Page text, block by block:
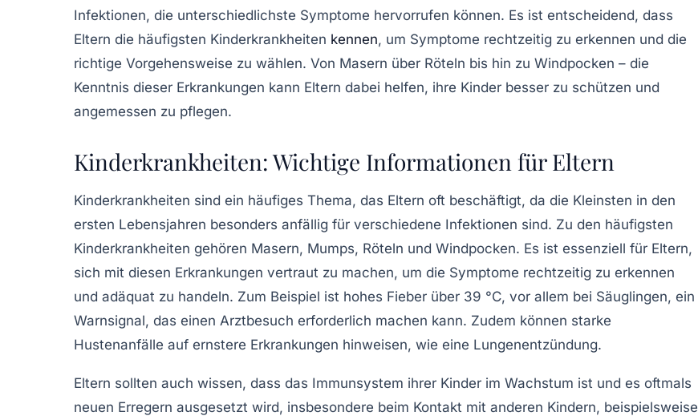
Infektionen, die unterschiedlichste Symptome hervorrufen können. Es ist entscheidend, dass
Eltern die häufigsten Kinderkrankheiten kennen, um Symptome rechtzeitig zu erkennen und die
richtige Vorgehensweise zu wählen. Von Masern über Röteln bis hin zu Windpocken – die
Kenntnis dieser Erkrankungen kann Eltern dabei helfen, ihre Kinder besser zu schützen und
angemessen zu pflegen.
Kinderkrankheiten: Wichtige Informationen für Eltern
Kinderkrankheiten sind ein häufiges Thema, das Eltern oft beschäftigt, da die Kleinsten in den
ersten Lebensjahren besonders anfällig für verschiedene Infektionen sind. Zu den häufigsten
Kinderkrankheiten gehören Masern, Mumps, Röteln und Windpocken. Es ist essenziell für Eltern,
sich mit diesen Erkrankungen vertraut zu machen, um die Symptome rechtzeitig zu erkennen
und adäquat zu handeln. Zum Beispiel ist hohes Fieber über 39 °C, vor allem bei Säuglingen, ein
Warnsignal, das einen Arztbesuch erforderlich machen kann. Zudem können starke
Hustenanfälle auf ernstere Erkrankungen hinweisen, wie eine Lungenentzündung.
Eltern sollten auch wissen, dass das Immunsystem ihrer Kinder im Wachstum ist und es oftmals
neuen Erregern ausgesetzt wird, insbesondere beim Kontakt mit anderen Kindern, beispielsweise